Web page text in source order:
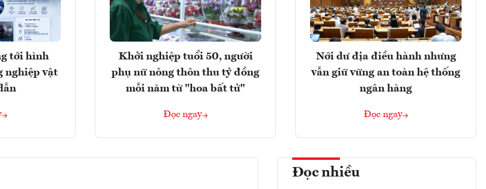
tới hình
nghiệp vật
Khởi nghiệp tuổi 50, người
phụ nữ nông thôn thu tỷ đồng
mỗi năm từ "hoa bất tử"
Đọc ngay
Nới dư địa điều hành nhưng
vẫn giữ vững an toàn hệ thống
ngân hàng
Đọc ngay
Đọc nhiều